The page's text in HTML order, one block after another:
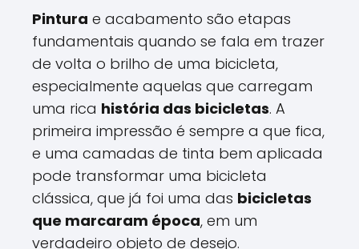
Pintura e acabamento são etapas
fundamentais quando se fala em trazer
de volta o brilho de uma bicicleta,
especialmente aquelas que carregam
uma rica história das bicicletas. A
primeira impressão é sempre a que fica,
e uma camadas de tinta bem aplicada
pode transformar uma bicicleta
clássica, que já foi uma das bicicletas
que marcaram época, em um
verdadeiro objeto de desejo.